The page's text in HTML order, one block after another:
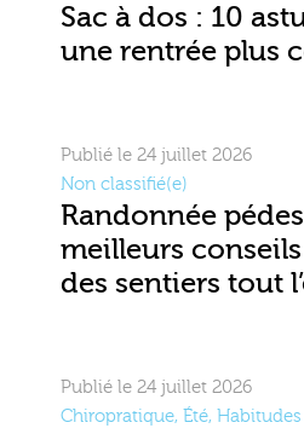
Sac à dos : 10
une rentrée plus
Publié le 24 juillet 2026
Non classifié(e)
Randonnée
meilleurs
des sentiers tout
Publié le 24 juillet 2026
Chiropratique, Été,